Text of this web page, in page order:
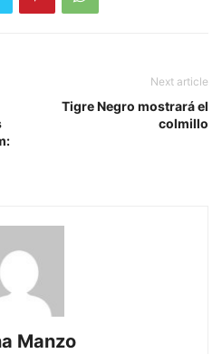
Next article
Tigre Negro mostrará el
colmillo
Manzo